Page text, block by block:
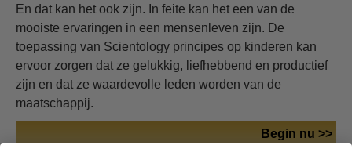
En dat kan het ook zijn. In feite kan het een van de
mooiste ervaringen in een mensenleven zijn. De
toepassing van Scientology principes op kinderen kan
ervoor zorgen dat ze gelukkig, liefhebbend en productief
zijn en dat ze waardevolle leden worden van de
maatschappij.
Begin nu >>